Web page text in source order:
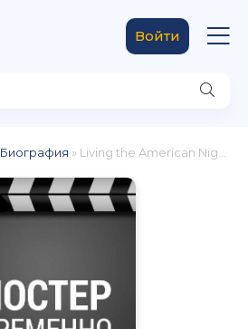
Войти
Биография » Living the American Nightmare